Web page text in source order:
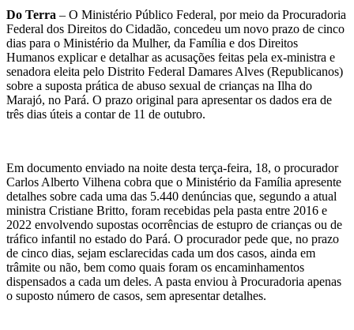
Do Terra – O Ministério Público Federal, por meio da Procuradoria
Federal dos Direitos do Cidadão, concedeu um novo prazo de cinco
dias para o Ministério da Mulher, da Família e dos Direitos
Humanos explicar e detalhar as acusações feitas pela ex-ministra e
senadora eleita pelo Distrito Federal Damares Alves (Republicanos)
sobre a suposta prática de abuso sexual de crianças na Ilha do
Marajó, no Pará. O prazo original para apresentar os dados era de
três dias úteis a contar de 11 de outubro.
Em documento enviado na noite desta terça-feira, 18, o procurador
Carlos Alberto Vilhena cobra que o Ministério da Família apresente
detalhes sobre cada uma das 5.440 denúncias que, segundo a atual
ministra Cristiane Britto, foram recebidas pela pasta entre 2016 e
2022 envolvendo supostas ocorrências de estupro de crianças ou de
tráfico infantil no estado do Pará. O procurador pede que, no prazo
de cinco dias, sejam esclarecidas cada um dos casos, ainda em
trâmite ou não, bem como quais foram os encaminhamentos
dispensados a cada um deles. A pasta enviou à Procuradoria apenas
o suposto número de casos, sem apresentar detalhes.